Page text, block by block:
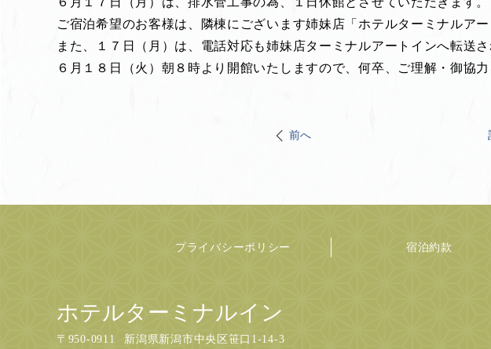
ご宿泊希望のお客様は、隣棟にございます姉妹店「ホテルターミナルア
また、１７日（月）は、電話対応も姉妹店ターミナルアートインへ転送
６月１８日（火）朝８時より開館いたしますので、何卒、ご理解・御協力
前へ
プライバシーポリシー 宿泊約款
ホテルターミナルイン
〒 950-0911 新潟県新潟市中央区笹口1-14-3